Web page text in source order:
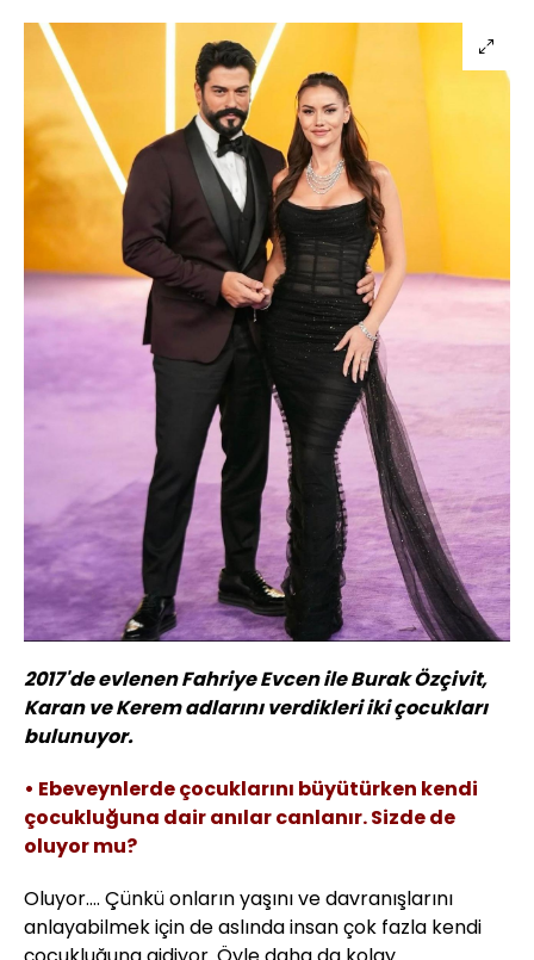
2017'de evlenen Fahriye Evcen ile Burak Özçivit,
Karan ve Kerem adlarını verdikleri iki çocukları
bulunuyor.
• Ebeveynlerde çocuklarını büyütürken kendi
çocukluğuna dair anılar canlanır. Sizde de
oluyor mu?
Oluyor.... Çünkü onların yaşını ve davranışlarını
anlayabilmek için de aslında insan çok fazla kendi